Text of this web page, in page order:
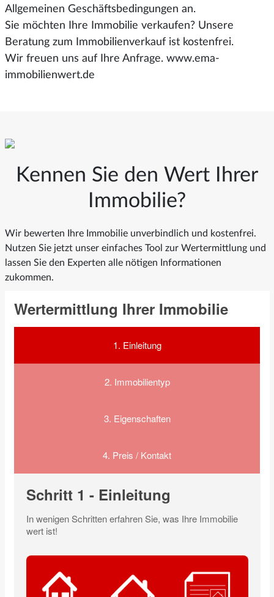
Allgemeinen Geschäftsbedingungen an.
Sie möchten Ihre Immobilie verkaufen? Unsere
Beratung zum Immobilienverkauf ist kostenfrei.
Wir freuen uns auf Ihre Anfrage. www.ema-
immobilienwert.de
Kennen Sie den Wert Ihrer
Immobilie?
Wir bewerten Ihre Immobilie unverbindlich und kostenfrei.
Nutzen Sie jetzt unser einfaches Tool zur Wertermittlung und
lassen Sie den Experten alle nötigen Informationen
zukommen.